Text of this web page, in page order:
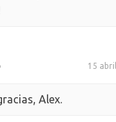
15
Alex.